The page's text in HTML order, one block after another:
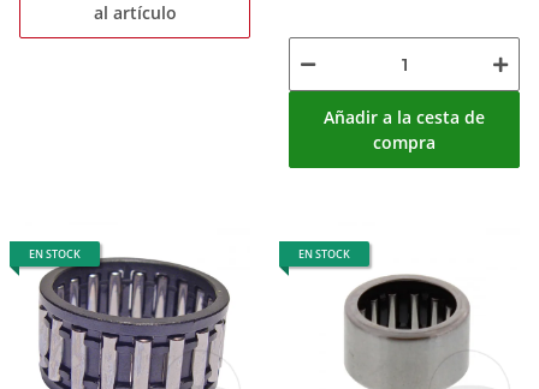
al artículo
Añadir a la cesta de
compra
EN STOCK EN STOCK